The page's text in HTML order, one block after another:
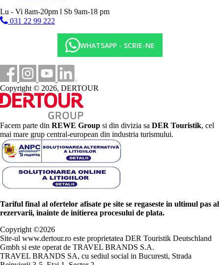
Lu - Vi 8am-20pm l Sb 9am-18 pm
031 22 99 222
WHATSAPP - SCRIE-NE
Copyright © 2026, DERTOUR
Facem parte din REWE Group si din divizia sa DER Touristik, cel
mai mare grup central-european din industria turismului.
Tariful final al ofertelor afisate pe site se regaseste in ultimul pas al
rezervarii, inainte de initierea procesului de plata.
Copyright ©2026
Site-ul www.dertour.ro este proprietatea DER Touristik Deutschland
Gmbh si este operat de TRAVEL BRANDS S.A.
TRAVEL BRANDS SA, cu sediul social in Bucuresti, Strada